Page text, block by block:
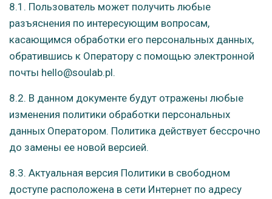
8.1. Пользователь может получить любые
разъяснения по интересующим вопросам,
касающимся обработки его персональных данных,
обратившись к Оператору с помощью электронной
почты hello@soulab.pl.
8.2. В данном документе будут отражены любые
изменения политики обработки персональных
данных Оператором. Политика действует бессрочно
до замены ее новой версией.
8.3. Актуальная версия Политики в свободном
доступе расположена в сети Интернет по адресу